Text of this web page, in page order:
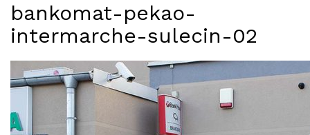
bankomat-pekao-
intermarche-sulecin-02